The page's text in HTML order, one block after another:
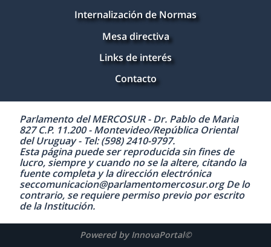
Internalización de Normas
Mesa directiva
Links de interés
Contacto
Parlamento del MERCOSUR - Dr. Pablo de Maria
827 C.P. 11.200 - Montevideo/República Oriental
del Uruguay - Tel: (598) 2410-9797.
Esta página puede ser reproducida sin fines de
lucro, siempre y cuando no se la altere, citando la
fuente completa y la dirección electrónica
seccomunicacion@parlamentomercosur.org De lo
contrario, se requiere permiso previo por escrito
de la Institución.
Powered by InnovaPortal©